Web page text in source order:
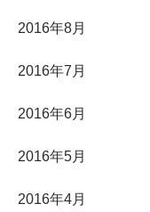
2016年8月
2016年7月
2016年6月
2016年5月
2016年4月